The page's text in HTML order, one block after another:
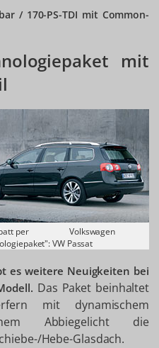
/ 170-PS-TDI mit Common-
mit
per
Volkswagen
VW Passat
es weitere Neuigkeiten bei
Das Paket beinhaltet
mit dynamischem
Abbiegelicht die
Hebe-Glasdach.